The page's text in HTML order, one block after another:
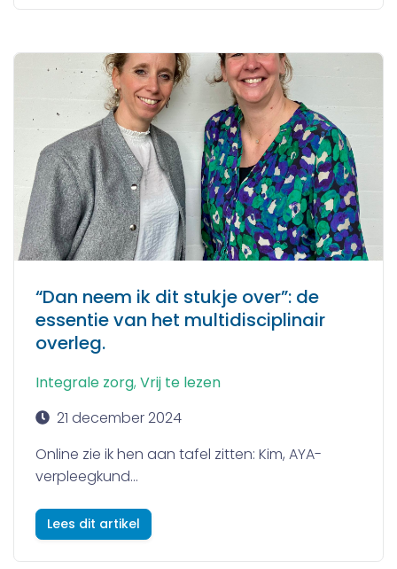
“Dan neem ik dit stukje over”: de
essentie van het multidisciplinair
overleg.
Integrale zorg, Vrij te lezen
21 december 2024
Online zie ik hen aan tafel zitten: Kim, AYA-
verpleegkund...
Lees dit artikel